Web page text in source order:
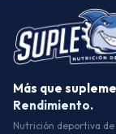
Más que
Rendimiento.
Nutrición deportiva